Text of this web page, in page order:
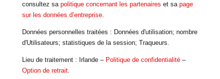
consultez sa politique concernant les partenaires et sa page
sur les données d’entreprise.
Données personnelles traitées : Données d'utilisation; nombre
d'Utilisateurs; statistiques de la session; Traqueurs.
Lieu de traitement : Irlande – Politique de confidentialité–
Option de retrait.